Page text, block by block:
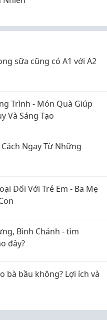
sữa cũng có A1 với A2
Trình - Món Quà Giúp
Và Sáng Tạo
Ngay Từ Những
Đối Với Trẻ Em - Ba Mẹ
Bình Chánh - tìm
đây?
bà bầu không? Lợi ích và